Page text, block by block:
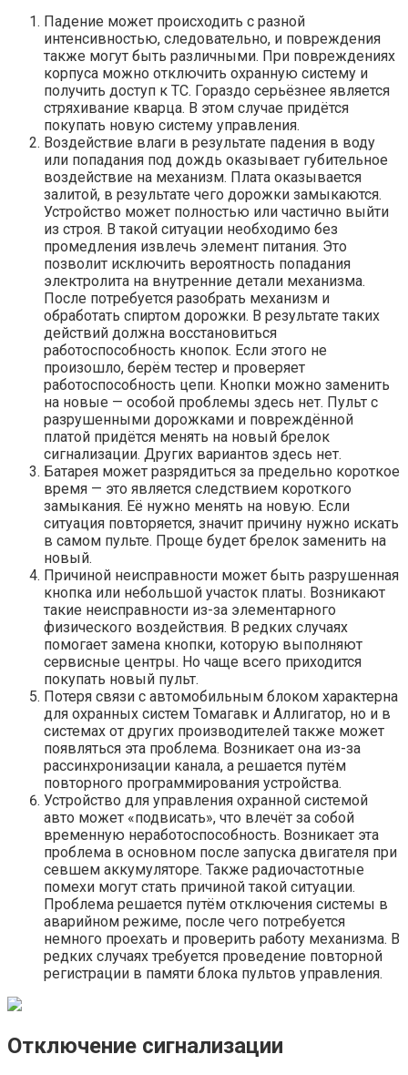
Падение может происходить с разной
интенсивностью, следовательно, и повреждения
также могут быть различными. При повреждениях
корпуса можно отключить охранную систему и
получить доступ к ТС. Гораздо серьёзнее является
стряхивание кварца. В этом случае придётся
покупать новую систему управления.
Воздействие влаги в результате падения в воду
или попадания под дождь оказывает губительное
воздействие на механизм. Плата оказывается
залитой, в результате чего дорожки замыкаются.
Устройство может полностью или частично выйти
из строя. В такой ситуации необходимо без
промедления извлечь элемент питания. Это
позволит исключить вероятность попадания
электролита на внутренние детали механизма.
После потребуется разобрать механизм и
обработать спиртом дорожки. В результате таких
действий должна восстановиться
работоспособность кнопок. Если этого не
произошло, берём тестер и проверяет
работоспособность цепи. Кнопки можно заменить
на новые — особой проблемы здесь нет. Пульт с
разрушенными дорожками и повреждённой
платой придётся менять на новый брелок
сигнализации. Других вариантов здесь нет.
Батарея может разрядиться за предельно короткое
время — это является следствием короткого
замыкания. Её нужно менять на новую. Если
ситуация повторяется, значит причину нужно искать
в самом пульте. Проще будет брелок заменить на
новый.
Причиной неисправности может быть разрушенная
кнопка или небольшой участок платы. Возникают
такие неисправности из-за элементарного
физического воздействия. В редких случаях
помогает замена кнопки, которую выполняют
сервисные центры. Но чаще всего приходится
покупать новый пульт.
Потеря связи с автомобильным блоком характерна
для охранных систем Томагавк и Аллигатор, но и в
системах от других производителей также может
появляться эта проблема. Возникает она из-за
рассинхронизации канала, а решается путём
повторного программирования устройства.
Устройство для управления охранной системой
авто может «подвисать», что влечёт за собой
временную неработоспособность. Возникает эта
проблема в основном после запуска двигателя при
севшем аккумуляторе. Также радиочастотные
помехи могут стать причиной такой ситуации.
Проблема решается путём отключения системы в
аварийном режиме, после чего потребуется
немного проехать и проверить работу механизма. В
редких случаях требуется проведение повторной
регистрации в памяти блока пультов управления.
Отключение сигнализации